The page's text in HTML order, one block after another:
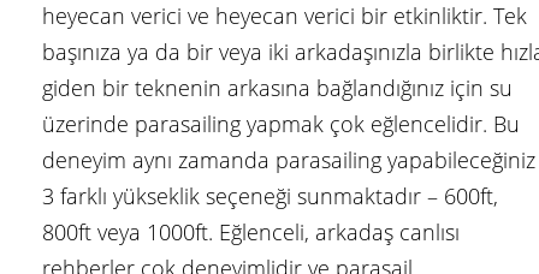
heyecan verici ve heyecan verici bir etkinliktir. Tek
başınıza ya da bir veya iki arkadaşınızla birlikte
giden bir teknenin arkasına bağlandığınız için su
üzerinde parasailing yapmak çok eğlencelidir. Bu
deneyim aynı zamanda parasailing yapabileceğiniz
3 farklı yükseklik seçeneği sunmaktadır – 600ft,
800ft veya 1000ft. Eğlenceli, arkadaş canlısı